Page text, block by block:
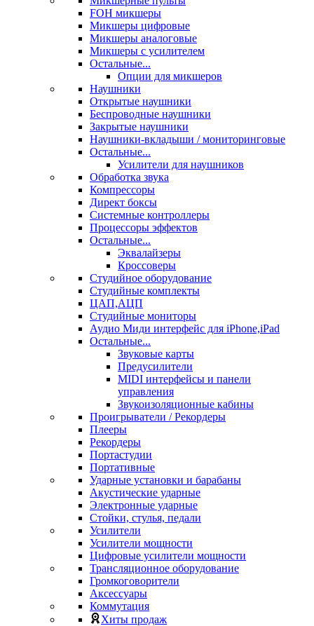
FOH микшеры
Микшеры цифровые
Микшеры аналоговые
Микшеры с усилителем
Остальные...
Опции для микшеров
Наушники
Открытые наушники
Беспроводные наушники
Закрытые наушники
Наушники-вкладыши / мониторинговые
Остальные...
Усилители для наушников
Обработка звука
Компрессоры
Директ боксы
Системные контроллеры
Процессоры эффектов
Остальные...
Эквалайзеры
Кроссоверы
Студийное оборудование
Студийные комплекты
ЦАП,АЦП
Студийные мониторы
Аудио Миди интерфейс для iPhone,iPad
Остальные...
Звуковые карты
Предусилители
MIDI интерфейсы и панели
управления
Звукоизоляционные кабины
Проигрыватели / Рекордеры
Плееры
Рекордеры
Портастудии
Портативные
Ударные установки и барабаны
Акустические ударные
Электронные ударные
Стойки, стулья, педали
Усилители
Усилители мощности
Цифровые усилители мощности
Трансляционное оборудование
Громкоговорители
Аксессуары
Коммутация
Хиты продаж